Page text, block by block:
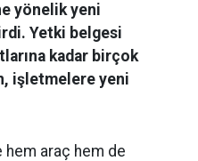
yönelik yeni
Yetki belgesi
kadar birçok
işletmelere yeni
araç hem de